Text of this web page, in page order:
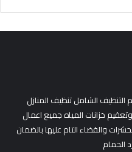
الشامل تنظيف المنازل
خزانات المياه جميع اعمال
والقضاء التام عليها بالضمان
الحمام